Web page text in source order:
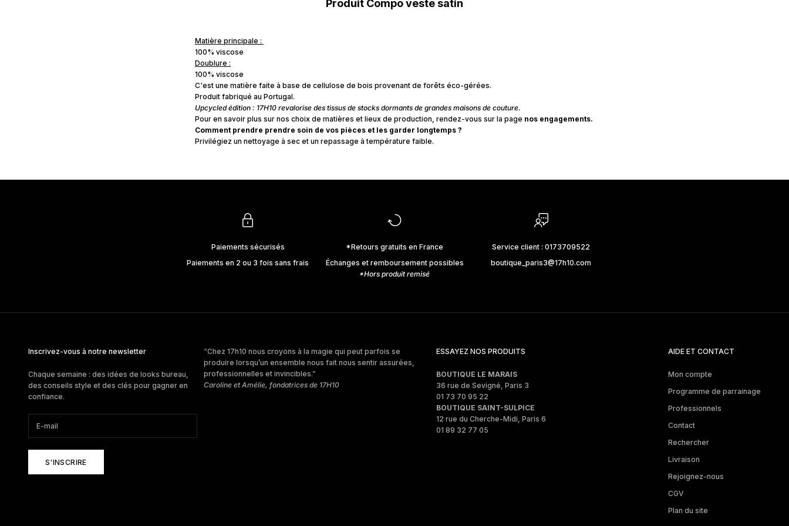
Produit Compo veste satin
Matière principale :
100% viscose
Doublure :
100% viscose
C'est une matière faite à base de cellulose de bois provenant de forêts éco-gérées.
Produit fabriqué au Portugal.
Upcycled édition : 17H10 revalorise des tissus de stocks dormants de grandes maisons de couture.
Pour en savoir plus sur nos choix de matières et lieux de production, rendez-vous sur la page nos engagements.
Comment prendre prendre soin de vos pièces et les garder longtemps ?
Privilégiez un nettoyage à sec et un repassage à température faible.
Paiements sécurisés
Paiements en 2 ou 3 fois sans frais
*Retours gratuits en France
Échanges et remboursement possibles
*Hors produit remisé
Service client : 0173709522
boutique_paris3@17h10.com
Inscrivez-vous à notre newsletter
Chaque semaine : des idées de looks bureau,
des conseils style et des clés pour gagner en
confiance.
S'INSCRIRE
“Chez 17h10 nous croyons à la magie qui peut parfois se
produire lorsqu’un ensemble nous fait nous sentir assurées,
professionnelles et invincibles.”
Caroline et Amélie, fondatrices de 17H10
ESSAYEZ NOS PRODUITS
BOUTIQUE LE MARAIS
36 rue de Sevigné, Paris 3
01 73 70 95 22
BOUTIQUE SAINT-SULPICE
12 rue du Cherche-Midi, Paris 6
01 89 32 77 05
AIDE ET CONTACT
Mon compte
Programme de parrainage
Professionnels
Contact
Rechercher
Livraison
Rejoignez-nous
CGV
Plan du site